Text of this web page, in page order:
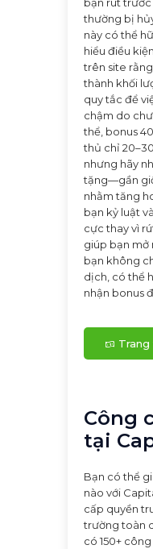
thường bị
này có thể
hiểu điều
trên site
thành khối
quy tắc để
chậm do
thể, bonus
thủ chỉ
nhưng hãy
tặng—gần
nhằm tăng
bạn kỷ luật
cực thay vì
giúp bạn mở
bạn không
dịch, có thể
nhận bonus
Công
tại
Bạn có thể
nào với
cấp quyền
trường toàn
có 150+